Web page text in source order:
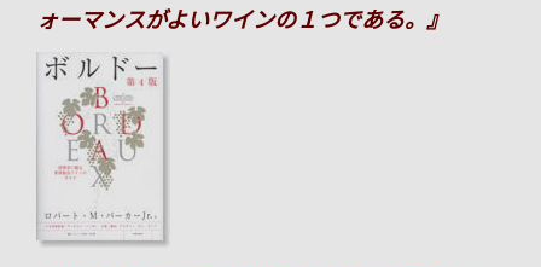
ォーマンスがよいワインの１つである。』